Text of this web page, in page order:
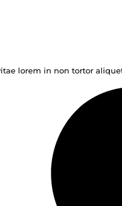
lorem in non tortor